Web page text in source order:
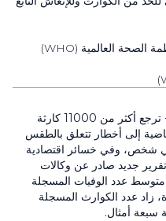
الصحة العالمية (WHO)
- ترجع أكثر من 11000 كارثة
إلى أخطار تتعلق بالطقس
شخص، وفي خسائر اقتصادية
جديد صادر عن وكالات
عدد الوفيات المسجلة
زاد عدد الكوارث المسجلة
سبعة أمثال.